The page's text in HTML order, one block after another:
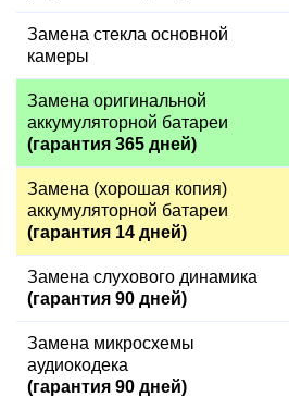
Замена стекла основной
камеры
Замена оригинальной
аккумуляторной батареи
(гарантия 365 дней)
Замена (хорошая копия)
аккумуляторной батареи
(гарантия 14 дней)
Замена слухового динамика
(гарантия 90 дней)
Замена микросхемы
аудиокодека
(гарантия 90 дней)